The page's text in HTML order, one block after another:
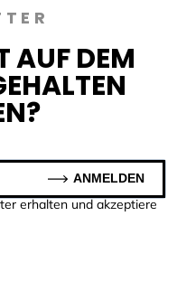
AUF DEM
erhalten und akzeptiere
ANMELDEN